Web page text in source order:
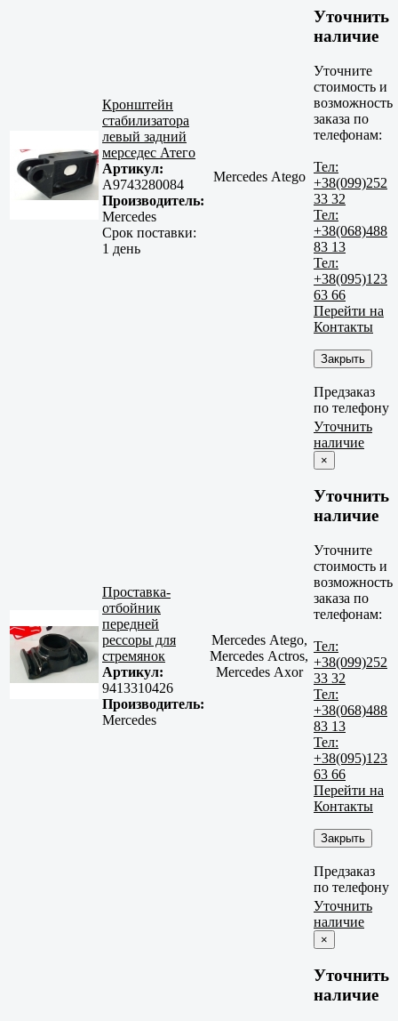
Кронштейн
стабилизатора
левый задний
мерседес Атего
Артикул:
A9743280084
Производитель:
Mercedes
Срок поставки:
1 день
Mercedes Atego
Уточнить
наличие
Уточните
стоимость и
возможность
заказа по
телефонам:
Тел:
+38(099)252
33 32
Тел:
+38(068)488
83 13
Тел:
+38(095)123
63 66
Перейти на
Контакты
Закрыть
Предзаказ
по телефону
Проставка-
отбойник
передней
рессоры для
стремянок
Артикул:
9413310426
Производитель:
Mercedes
Mercedes Atego,
Mercedes Actros,
Mercedes Axor
Уточнить
наличие
×
Уточнить
наличие
Уточните
стоимость и
возможность
заказа по
телефонам:
Тел:
+38(099)252
33 32
Тел:
+38(068)488
83 13
Тел:
+38(095)123
63 66
Перейти на
Контакты
Закрыть
Предзаказ
по телефону
Уточнить
наличие
×
Уточнить
наличие